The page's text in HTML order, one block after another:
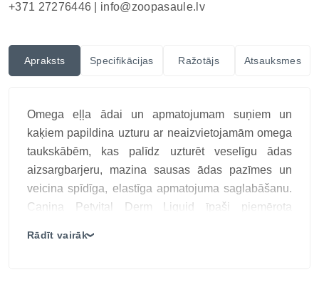
+371 27276446 | info@zoopasaule.lv
Apraksts Specifikācijas Ražotājs Atsauksmes
Omega eļļa ādai un apmatojumam suņiem un
kaķiem papildina uzturu ar neaizvietojamām omega
taukskābēm, kas palīdz uzturēt veselīgu ādas
aizsargbarjeru, mazina sausas ādas pazīmes un
veicina spīdīga, elastīga apmatojuma saglabāšanu.
Canina Petvital Derm Liquid īpaši piemērota
Rādīt vairāk❯